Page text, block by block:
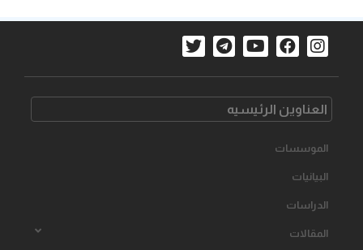
العناوین الرئیسیه
الموسسات
البیانیات
الدراسات
المقالات